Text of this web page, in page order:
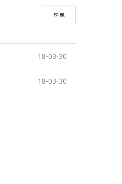
목록
18-03-30
18-03-30